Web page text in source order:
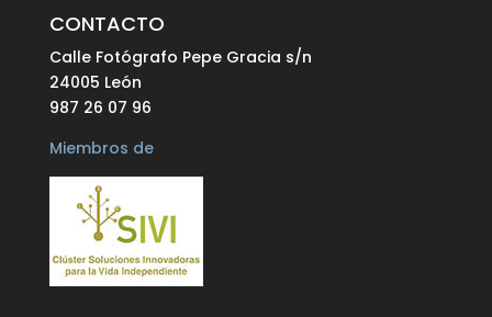
CONTACTO
Calle Fotógrafo Pepe Gracia s/n
24005 León
987 26 07 96
Miembros de